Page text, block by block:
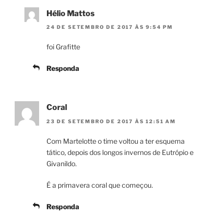
Hélio Mattos
24 DE SETEMBRO DE 2017 ÀS 9:54 PM
foi Grafitte
Responda
Coral
23 DE SETEMBRO DE 2017 ÀS 12:51 AM
Com Martelotte o time voltou a ter esquema
tático, depois dos longos invernos de Eutrópio e
Givanildo.
É a primavera coral que começou.
Responda